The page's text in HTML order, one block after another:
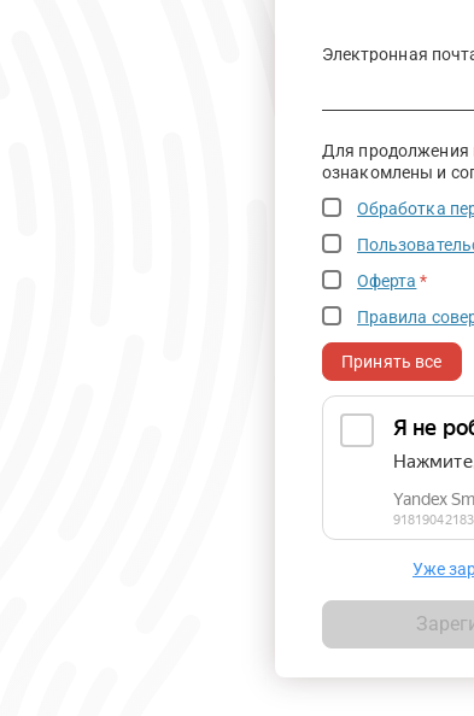
Электронная
Для продолжения
ознакомлены и
Обработка
Оферта *
Правила
Принять все
Уже